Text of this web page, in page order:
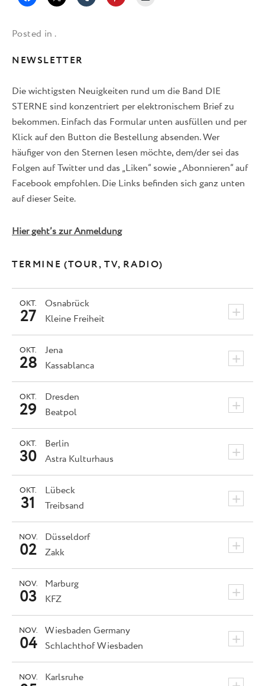
Posted in .
NEWSLETTER
Die wichtigsten Neuigkeiten rund um die Band DIE
STERNE sind konzentriert per elektronischem Brief zu
bekommen. Einfach das Formular unten ausfüllen und per
Klick auf den Button die Bestellung absenden. Wer
häufiger von den Sternen lesen möchte, dem/der sei das
Folgen auf Twitter und das „Liken“ sowie „Abonnieren“ auf
Facebook empfohlen. Die Links befinden sich ganz unten
auf dieser Seite.
Hier geht’s zur Anmeldung
TERMINE (TOUR, TV, RADIO)
Osnabrück +
OKT.
27 Kleine Freiheit
Jena +
OKT.
28 Kassablanca
Dresden +
OKT.
29 Beatpol
Berlin +
OKT.
30 Astra Kulturhaus
Lübeck +
OKT.
31 Treibsand
Düsseldorf +
NOV.
02 Zakk
Marburg +
NOV.
03 KFZ
Wiesbaden Germany +
NOV.
04 Schlachthof Wiesbaden
Karlsruhe
NOV.